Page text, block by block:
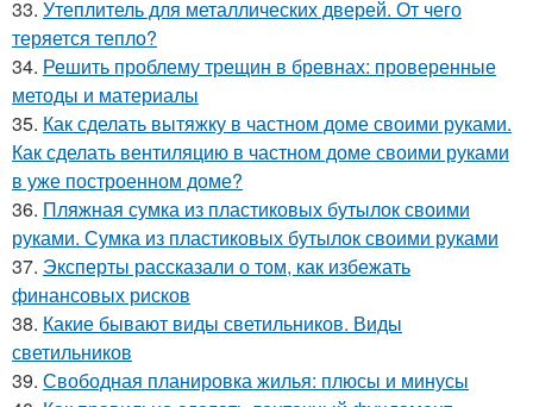
33. Утеплитель для металлических дверей. От чего
теряется тепло?
34. Решить проблему трещин в бревнах: проверенные
методы и материалы
35. Как сделать вытяжку в частном доме своими руками.
Как сделать вентиляцию в частном доме своими руками
в уже построенном доме?
36. Пляжная сумка из пластиковых бутылок своими
руками. Сумка из пластиковых бутылок своими руками
37. Эксперты рассказали о том, как избежать
финансовых рисков
38. Какие бывают виды светильников. Виды
светильников
39. Свободная планировка жилья: плюсы и минусы